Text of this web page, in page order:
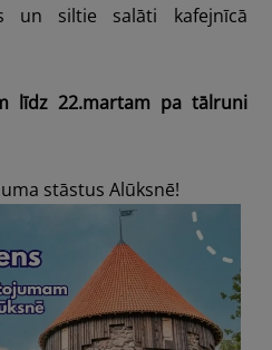
un siltie salāti kafejnīcā
līdz 22.martam pa tālruni
stāstus Alūksnē!